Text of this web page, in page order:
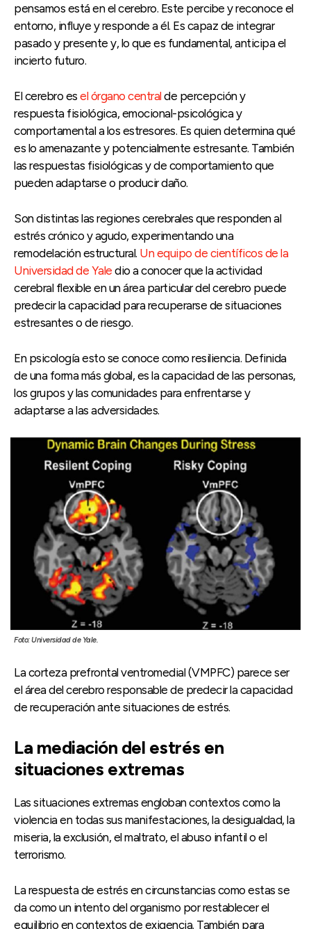
pensamos está en el cerebro. Este percibe y reconoce el
entorno, influye y responde a él. Es capaz de integrar
pasado y presente y, lo que es fundamental, anticipa el
incierto futuro.
El cerebro es el órgano central de percepción y
respuesta fisiológica, emocional-psicológica y
comportamental a los estresores. Es quien determina qué
es lo amenazante y potencialmente estresante. También
las respuestas fisiológicas y de comportamiento que
pueden adaptarse o producir daño.
Son distintas las regiones cerebrales que responden al
estrés crónico y agudo, experimentando una
remodelación estructural. Un equipo de científicos de la
Universidad de Yale dio a conocer que la actividad
cerebral flexible en un área particular del cerebro puede
predecir la capacidad para recuperarse de situaciones
estresantes o de riesgo.
En psicología esto se conoce como resiliencia. Definida
de una forma más global, es la capacidad de las personas,
los grupos y las comunidades para enfrentarse y
adaptarse a las adversidades.
Foto: Universidad de Yale.
La corteza prefrontal ventromedial (VMPFC) parece ser
el área del cerebro responsable de predecir la capacidad
de recuperación ante situaciones de estrés.
La mediación del estrés en
situaciones extremas
Las situaciones extremas engloban contextos como la
violencia en todas sus manifestaciones, la desigualdad, la
miseria, la exclusión, el maltrato, el abuso infantil o el
terrorismo.
La respuesta de estrés en circunstancias como estas se
da como un intento del organismo por restablecer el
equilibrio en contextos de exigencia. También para